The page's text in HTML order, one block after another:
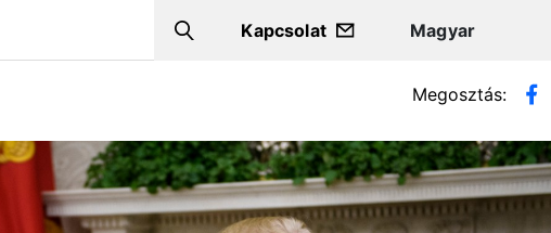
Search
Kapcsolat
Megosztás: